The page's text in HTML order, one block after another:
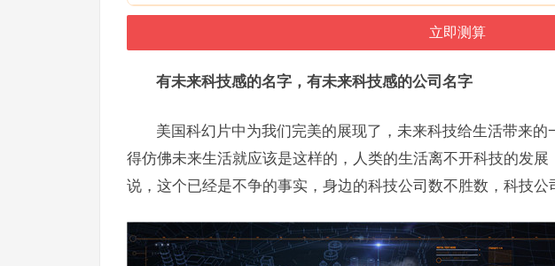
有未来科技感的名字，有未来科技感的公司名字
美国科幻片中为我们完美的展现了，未来科技给生活带来
得仿佛未来生活就应该是这样的，人类的生活离不开科技的发
说，这个已经是不争的事实，身边的科技公司数不胜数，科技公